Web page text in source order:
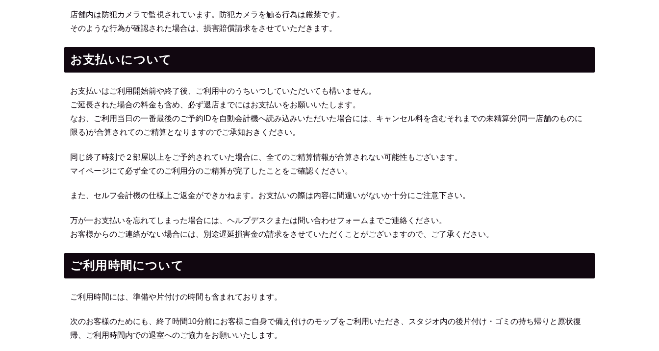
店舗内は防犯カメラで監視されています。防犯カメラを触る行為は厳禁です。
そのような行為が確認された場合は、損害賠償請求をさせていただきます。
お支払いについて
お支払いはご利用開始前や終了後、ご利用中のうちいつしていただいても構いません。
ご延長された場合の料金も含め、必ず退店までにはお支払いをお願いいたします。
なお、ご利用当日の一番最後のご予約IDを自動会計機へ読み込みいただいた場合には、キャンセル料を含むそれまでの未精算分(同一店舗のものに
限る)が合算されてのご精算となりますのでご承知おきください。
同じ終了時刻で２部屋以上をご予約されていた場合に、全てのご精算情報が合算されない可能性もございます。
マイページにて必ず全てのご利用分のご精算が完了したことをご確認ください。
また、セルフ会計機の仕様上ご返金ができかねます。お支払いの際は内容に間違いがないか十分にご注意下さい。
万が一お支払いを忘れてしまった場合には、ヘルプデスクまたは問い合わせフォームまでご連絡ください。
お客様からのご連絡がない場合には、別途遅延損害金の請求をさせていただくことがございますので、ご了承ください。
ご利用時間について
ご利用時間には、準備や片付けの時間も含まれております。
次のお客様のためにも、終了時間10分前にお客様ご自身で備え付けのモップをご利用いただき、スタジオ内の後片付け・ゴミの持ち帰りと原状復
帰、ご利用時間内での退室へのご協力をお願いいたします。